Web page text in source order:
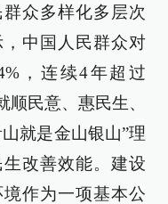
众多样化多层次
中国人民群众对
，连续4年超过
民意、惠民生、
就是金山银山”理
改善效能。建设
作为一项基本公